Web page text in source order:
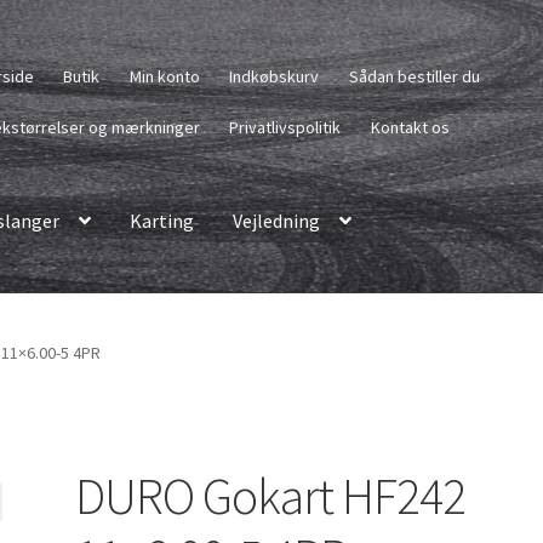
Butik Min konto Indkøbskurv Sådan bestiller du
og mærkninger Privatlivspolitik Kontakt os
Karting
Vejledning
5 4PR
DURO Gokart HF242